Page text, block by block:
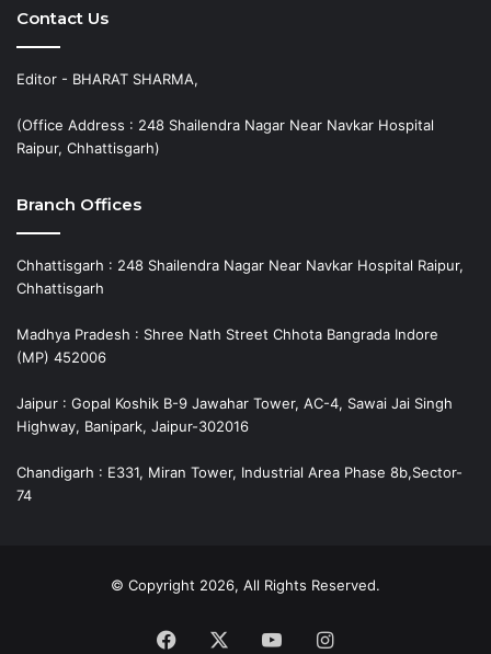
Contact Us
Editor - BHARAT SHARMA,
(Office Address : 248 Shailendra Nagar Near Navkar Hospital
Raipur, Chhattisgarh)
Branch Offices
Chhattisgarh : 248 Shailendra Nagar Near Navkar Hospital Raipur,
Chhattisgarh
Madhya Pradesh : Shree Nath Street Chhota Bangrada Indore
(MP) 452006
Jaipur : Gopal Koshik B-9 Jawahar Tower, AC-4, Sawai Jai Singh
Highway, Banipark, Jaipur-302016
Chandigarh : E331, Miran Tower, Industrial Area Phase 8b,Sector-
74
© Copyright 2026, All Rights Reserved.
Facebook YouTubeInstagram